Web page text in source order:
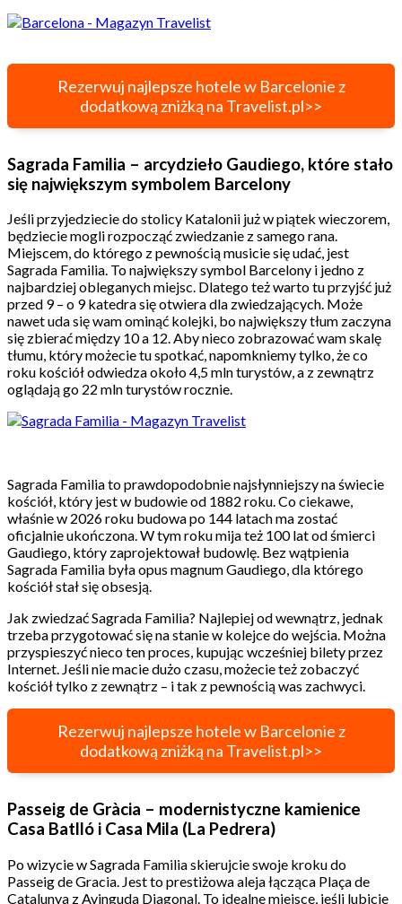
Rezerwuj najlepsze hotele w Barcelonie z
dodatkową zniżką na Travelist.pl>>
Sagrada Familia – arcydzieło Gaudiego, które stało
się największym symbolem Barcelony
Jeśli przyjedziecie do stolicy Katalonii już w piątek wieczorem,
będziecie mogli rozpocząć zwiedzanie z samego rana.
Miejscem, do którego z pewnością musicie się udać, jest
Sagrada Familia. To największy symbol Barcelony i jedno z
najbardziej obleganych miejsc. Dlatego też warto tu przyjść już
przed 9 – o 9 katedra się otwiera dla zwiedzających. Może
nawet uda się wam ominąć kolejki, bo największy tłum zaczyna
się zbierać między 10 a 12. Aby nieco zobrazować wam skalę
tłumu, który możecie tu spotkać, napomkniemy tylko, że co
roku kościół odwiedza około 4,5 mln turystów, a z zewnątrz
oglądają go 22 mln turystów rocznie.
Sagrada Familia to prawdopodobnie najsłynniejszy na świecie
kościół, który jest w budowie od 1882 roku. Co ciekawe,
właśnie w 2026 roku budowa po 144 latach ma zostać
oficjalnie ukończona. W tym roku mija też 100 lat od śmierci
Gaudiego, który zaprojektował budowlę. Bez wątpienia
Sagrada Familia była opus magnum Gaudiego, dla którego
kościół stał się obsesją.
Jak zwiedzać Sagrada Familia? Najlepiej od wewnątrz, jednak
trzeba przygotować się na stanie w kolejce do wejścia. Można
przyspieszyć nieco ten proces, kupując wcześniej bilety przez
Internet. Jeśli nie macie dużo czasu, możecie też zobaczyć
kościół tylko z zewnątrz – i tak z pewnością was zachwyci.
Rezerwuj najlepsze hotele w Barcelonie z
dodatkową zniżką na Travelist.pl>>
Passeig de Gràcia – modernistyczne kamienice
Casa Batlló i Casa Mila (La Pedrera)
Po wizycie w Sagrada Familia skierujcie swoje kroku do
Passeig de Gracia. Jest to prestiżowa aleja łącząca Plaça de
Catalunya z Avinguda Diagonal. To idealne miejsce, jeśli lubicie